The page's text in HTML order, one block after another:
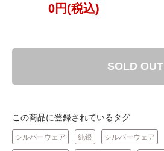
0円(税込)
SOLD OUT
この商品に登録されているタグ
シルバーウェア 純銀 シルバーウェア